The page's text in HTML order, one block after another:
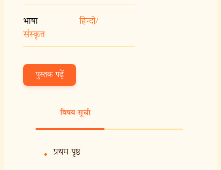
भाषा
हिन्दी/
संस्कृत
पुस्तक पढ़ें
विषय-सूची
• प्रथम पृष्ठ